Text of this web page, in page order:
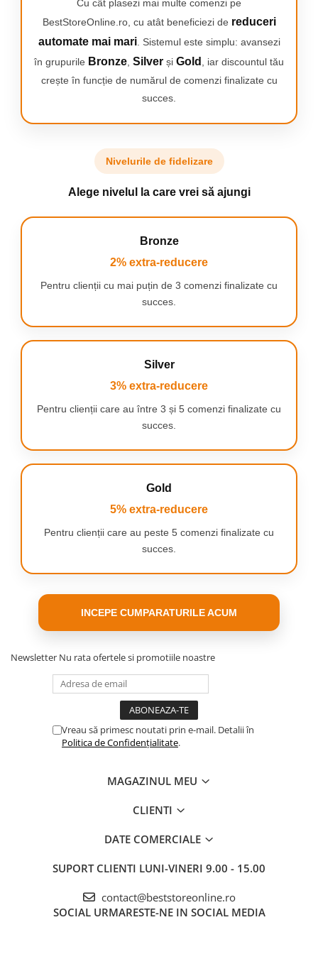
SENZATIONAL
Combina capatul unic al periei rotunde de la
Oral-B cu micro-vibratii delicate pentru o
senzatie de gura proaspata si curata si gingii
mai sanatoase, prin comparatie cu o periuta
SCHIMBATI CAPATUL DE PERIAJ IN MOD
Schimbati capatul de periaj Oral-B iO la fiecare
Cu cât plasezi mai multe comenzi pe
BestStoreOnline.ro, cu atât beneficiezi de reduceri
automate mai mari. Sistemul este simplu: avansezi
în grupurile Bronze Silver și Gold
, iar discountul tău
crește în funcție de numărul de comenzi finalizate cu
succes.
Nivelurile de fidelizare
Alege nivelul la care vrei să ajungi
Bronze
2% extra-reducere
Pentru clienții cu mai puțin de 3 comenzi finalizate cu
succes.
Silver
3% extra-reducere
Pentru clienții care au între 3 și 5 comenzi finalizate cu
succes.
Gold
5% extra-reducere
Pentru clienții care au peste 5 comenzi finalizate cu
succes.
INCEPE CUMPARATURILE ACUM
Newsletter Nu rata ofertele si promotiile noastre
Vreau să primesc noutati prin e-mail. Detalii în
Politica de Confidențialitate.
MAGAZINUL MEU
CLIENTI
DATE COMERCIALE
SUPORT CLIENTI LUNI-VINERI 9.00 - 15.00
contact@beststoreonline.ro
SOCIAL URMARESTE-NE IN SOCIAL MEDIA